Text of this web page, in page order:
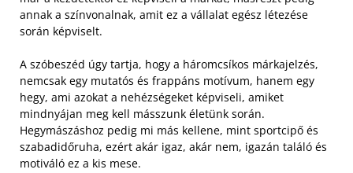
annak a színvonalnak, amit ez a vállalat egész létezése
során képviselt.
A szóbeszéd úgy tartja, hogy a háromcsíkos márkajelzés,
nemcsak egy mutatós és frappáns motívum, hanem egy
hegy, ami azokat a nehézségeket képviseli, amiket
mindnyájan meg kell másszunk életünk során.
Hegymászáshoz pedig mi más kellene, mint sportcipő és
szabadidőruha, ezért akár igaz, akár nem, igazán találó és
motiváló ez a kis mese.